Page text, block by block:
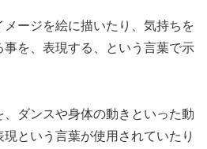
ージを絵に描いたり、気持ちを
を、表現する、という言葉で示
ダンスや身体の動きといった動
という言葉が使用されていたり